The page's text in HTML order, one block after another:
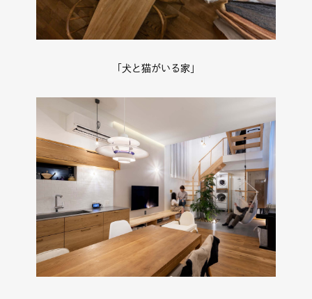
「犬と猫がいる家」